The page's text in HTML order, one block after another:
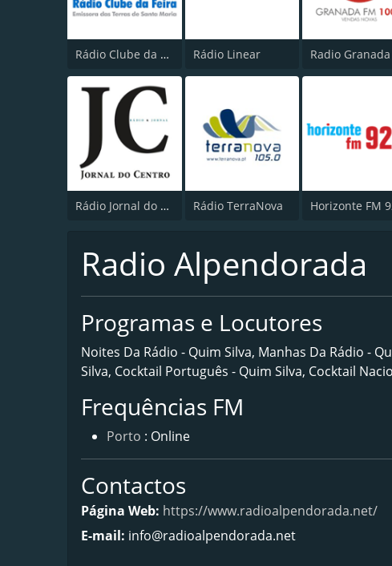
Rádio Clube da Feira Rádio Linear
Rádio Jornal do Centro Rádio TerraNova Horizonte FM
Radio Alpendorada
Programas e Locutores
Noites Da Rádio - Quim Silva, Manhas Da Rádio -
Silva, Cocktail Português - Quim Silva, Cocktail
Frequências FM
Porto : Online
Contactos
Página Web: https://www.radioalpendorada.net/
E-mail: info@radioalpendorada.net